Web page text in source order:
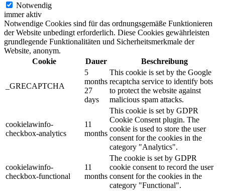
Notwendig
immer aktiv
Notwendige Cookies sind für das ordnungsgemäße Funktionieren
der Website unbedingt erforderlich. Diese Cookies gewährleisten
grundlegende Funktionalitäten und Sicherheitsmerkmale der
Website, anonym.
Cookie
Dauer Beschreibung
_GRECAPTCHA
5
months
27
days
This cookie is set by the Google
recaptcha service to identify bots
to protect the website against
malicious spam attacks.
cookielawinfo-
checkbox-analytics
11
months
This cookie is set by GDPR
Cookie Consent plugin. The
cookie is used to store the user
consent for the cookies in the
category "Analytics".
cookielawinfo-
checkbox-functional
11
months
The cookie is set by GDPR
cookie consent to record the user
consent for the cookies in the
category "Functional".